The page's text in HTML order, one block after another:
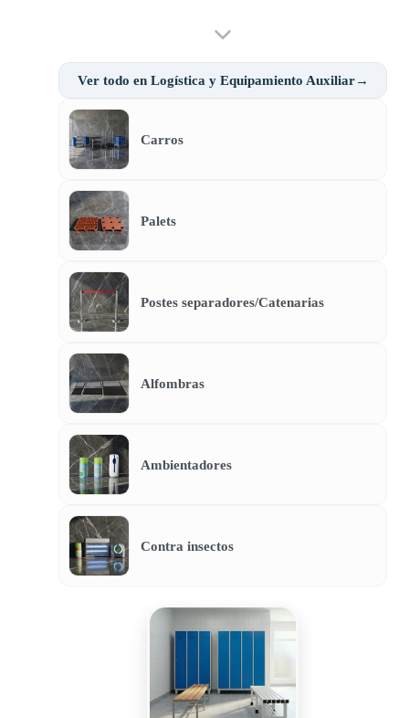
Ver todo en Logística y Equipamiento Auxiliar→
Carros
Palets
Postes separadores/Catenarias
Alfombras
Ambientadores
Contra insectos